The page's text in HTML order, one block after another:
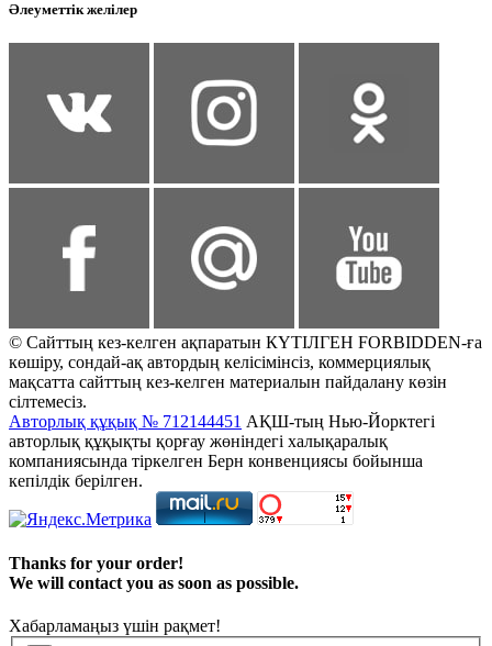
Әлеуметтік желілер
© Сайттың кез-келген ақпаратын КҮТІЛГЕН FORBIDDEN-ға
көшіру, сондай-ақ автордың келісімінсіз, коммерциялық
мақсатта сайттың кез-келген материалын пайдалану көзін
сілтемесіз.
Авторлық құқық № 712144451 АҚШ-тың Нью-Йорктегі
авторлық құқықты қорғау жөніндегі халықаралық
компаниясында тіркелген Берн конвенциясы бойынша
кепілдік берілген.
Thanks for your order!
We will contact you as soon as possible.
Хабарламаңыз үшін рақмет!